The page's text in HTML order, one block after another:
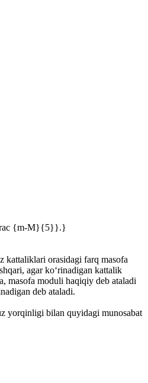
{m-M}{5}}.}
kattaliklari orasidagi farq masofa
agar koʻrinadigan kattalik
masofa moduli haqiqiy deb ataladi
deb ataladi.
yorqinligi bilan quyidagi munosabat